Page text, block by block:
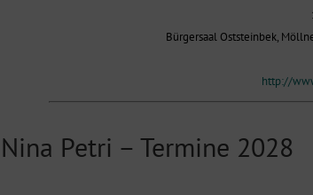
Bürgersaal Oststeinbek,
http://
Nina Petri – Termine 2028